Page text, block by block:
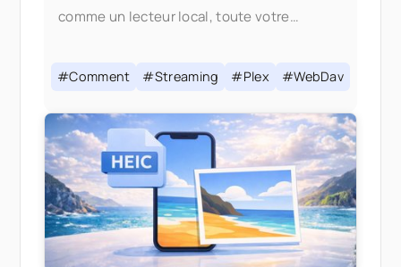
comme un lecteur local, toute votre
sans rien enregistré sur votre disk. Si vous
#Comment #Streaming #Plex #WebDav